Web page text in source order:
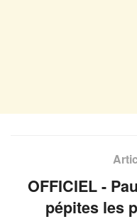
OFFICIEL -
pépites les